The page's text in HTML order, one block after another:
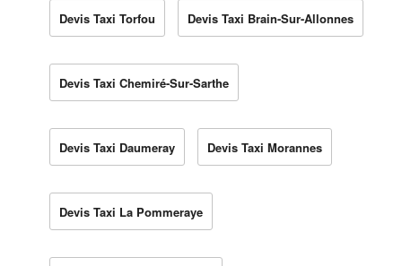
Devis Taxi Torfou Devis Taxi Brain-Sur-Allonnes
Devis Taxi Chemiré-Sur-Sarthe
Devis Taxi Daumeray Devis Taxi Morannes
Devis Taxi La Pommeraye